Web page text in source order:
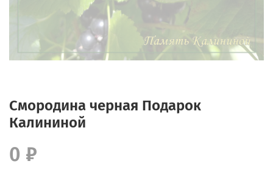
Смородина черная Подарок
Калининой
0 ₽